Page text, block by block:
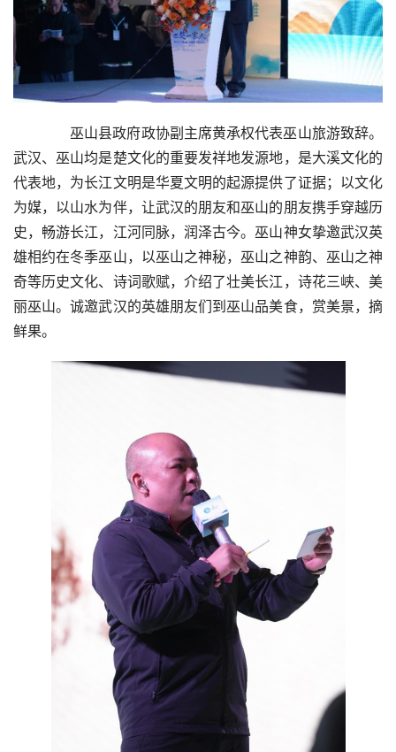
巫山县政府政协副主席黄承权代表巫山旅游致辞。
武汉、巫山均是楚文化的重要发祥地发源地，是大溪文化的
代表地，为长江文明是华夏文明的起源提供了证据；以文化
为媒，以山水为伴，让武汉的朋友和巫山的朋友携手穿越历
史，畅游长江，江河同脉，润泽古今。巫山神女挚邀武汉英
雄相约在冬季巫山，以巫山之神秘，巫山之神韵、巫山之神
奇等历史文化、诗词歌赋，介绍了壮美长江，诗花三峡、美
丽巫山。诚邀武汉的英雄朋友们到巫山品美食，赏美景，摘
鲜果。